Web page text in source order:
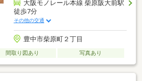
大阪モノレール本線 柴原阪大前駅
徒歩7分
その他の交通
豊中市柴原町２丁目
間取り図あり 写真あり